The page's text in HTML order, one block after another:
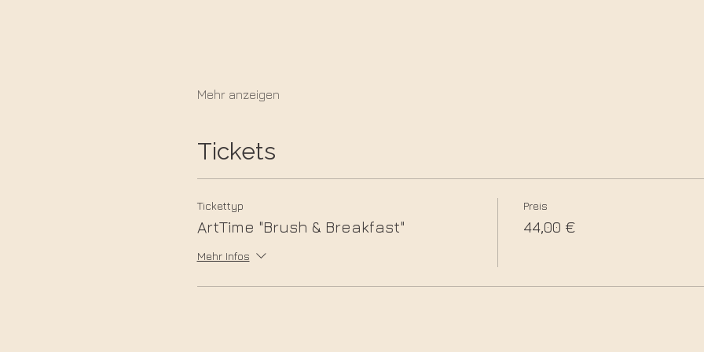
Mehr anzeigen
Tickets
Tickettyp
ArtTime "Brush & Breakfast"
Mehr Infos
Preis
44,00 €